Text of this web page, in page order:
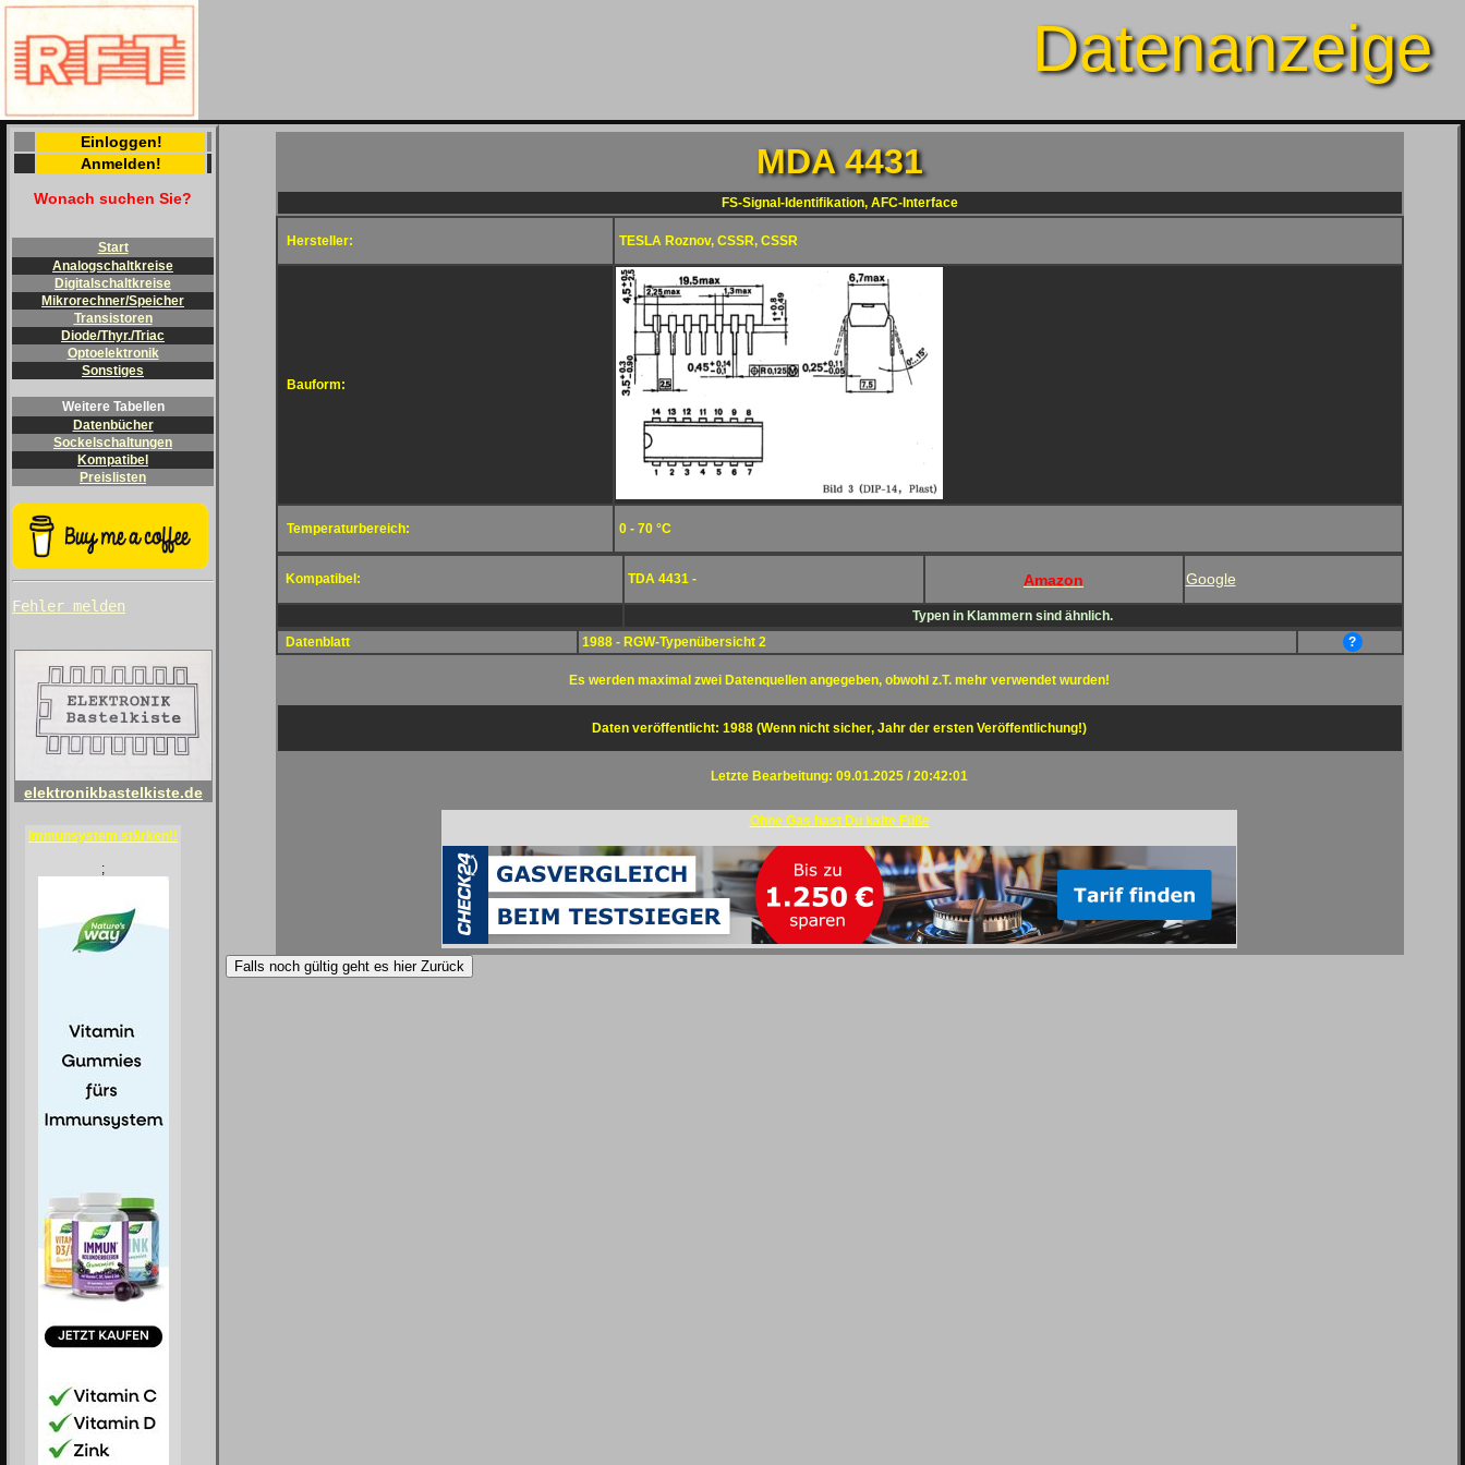
Datenanzeige
Einloggen!
Anmelden!
Wonach suchen Sie?
Start
Analogschaltkreise
Digitalschaltkreise
Mikrorechner/Speicher
Transistoren
Diode/Thyr./Triac
Optoelektronik
Sonstiges
Weitere Tabellen
Datenbücher
Sockelschaltungen
Kompatibel
Preislisten
Fehler melden
elektronikbastelkiste.de
Immunsystem stärken!!
;
MDA 4431
FS-Signal-Identifikation, AFC-Interface
Hersteller: TESLA Roznov, CSSR, CSSR
Bauform:
Temperaturbereich: 0 - 70 °C
Kompatibel: TDA 4431 - Amazon Google
Typen in Klammern sind ähnlich.
Datenblatt
1988 - RGW-Typenübersicht 2 ?
Es werden maximal zwei Datenquellen angegeben, obwohl z.T. mehr verwendet wurden!
Daten veröffentlicht: 1988 (Wenn nicht sicher, Jahr der ersten Veröffentlichung!)
Letzte Bearbeitung: 09.01.2025 / 20:42:01
Ohne Gas hast Du kalte Füße
Falls noch gültig geht es hier Zurück